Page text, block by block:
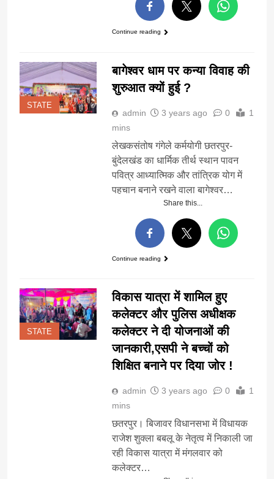
Continue reading
STATE
बागेश्वर धाम पर कन्या विवाह की
शुरुआत क्यों हुई ?
admin 3 years ago 0
1
mins
लेखकसंतोष गंगेले कर्मयोगी छतरपुर-
बुंदेलखंड का धार्मिक तीर्थ स्थान पावन
पवित्र आध्यात्मिक और तांत्रिक योग में
पहचान बनाने रखने वाला बागेश्वर…
Share this...
Continue reading
STATE
विकास यात्रा में शामिल हुए
कलेक्टर और पुलिस अधीक्षक
कलेक्टर ने दी योजनाओं की
जानकारी,एसपी ने बच्चों को
शिक्षित बनाने पर दिया जोर !
admin 3 years ago 0
1
mins
छतरपुर। बिजावर विधानसभा में विधायक
राजेश शुक्ला बबलू के नेतृत्व में निकाली जा
रही विकास यात्रा में मंगलवार को
कलेक्टर…